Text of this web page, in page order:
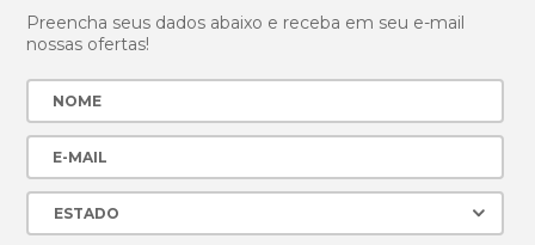
Preencha seus dados abaixo e receba em seu e-mail
nossas ofertas!